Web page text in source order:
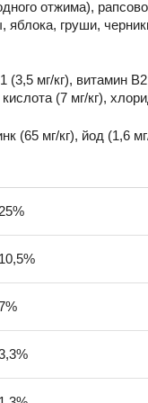
отжима),
яблока, груши,
мг/кг), витамин
(7 мг/кг),
(65 мг/кг), йод (1,6
25%
10,5%